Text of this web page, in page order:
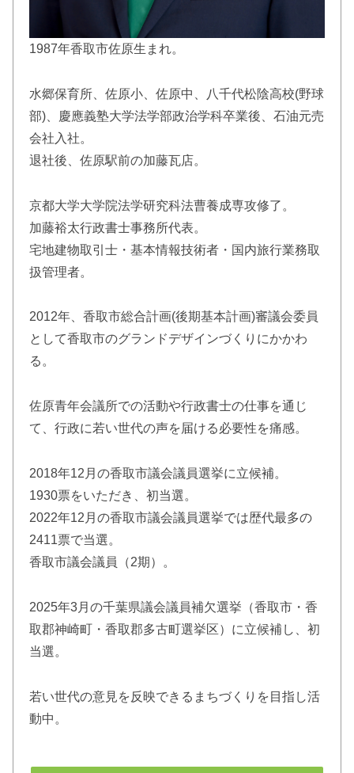
1987年香取市佐原生まれ。
水郷保育所、佐原小、佐原中、八千代松陰高校(野球
部)、慶應義塾大学法学部政治学科卒業後、石油元売
会社入社。
退社後、佐原駅前の加藤瓦店。
京都大学大学院法学研究科法曹養成専攻修了。
加藤裕太行政書士事務所代表。
宅地建物取引士・基本情報技術者・国内旅行業務取
扱管理者。
2012年、香取市総合計画(後期基本計画)審議会委員
として香取市のグランドデザインづくりにかかわ
る。
佐原青年会議所での活動や行政書士の仕事を通じ
て、行政に若い世代の声を届ける必要性を痛感。
2018年12月の香取市議会議員選挙に立候補。
1930票をいただき、初当選。
2022年12月の香取市議会議員選挙では歴代最多の
2411票で当選。
香取市議会議員（2期）。
2025年3月の千葉県議会議員補欠選挙（香取市・香
取郡神崎町・香取郡多古町選挙区）に立候補し、初
当選。
若い世代の意見を反映できるまちづくりを目指し活
動中。